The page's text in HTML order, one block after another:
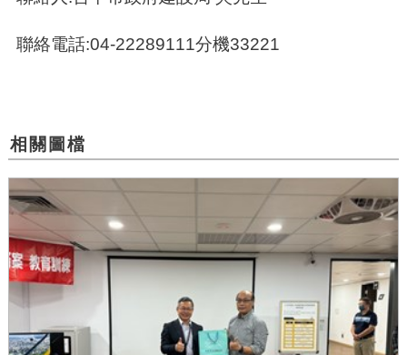
聯絡電話:04-22289111分機33221
相關圖檔